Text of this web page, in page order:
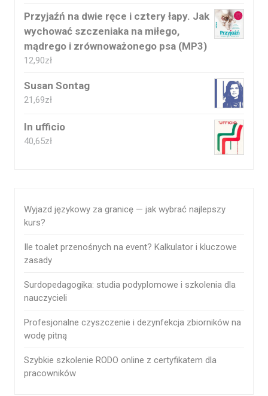
Przyjaźń na dwie ręce i cztery łapy. Jak
wychować szczeniaka na miłego,
mądrego i zrównoważonego psa (MP3)
12,90zł
Susan Sontag
21,69zł
In ufficio
40,65zł
Wyjazd językowy za granicę — jak wybrać najlepszy
kurs?
Ile toalet przenośnych na event? Kalkulator i kluczowe
zasady
Surdopedagogika: studia podyplomowe i szkolenia dla
nauczycieli
Profesjonalne czyszczenie i dezynfekcja zbiorników na
wodę pitną
Szybkie szkolenie RODO online z certyfikatem dla
pracowników